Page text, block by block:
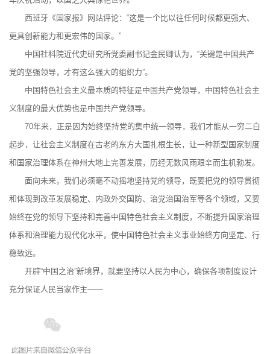
西班牙《国家报》网站评论：“这是一个比以往任何时候都更强大、
更具创新能力和更宏伟的国家。”
中国社科院近代史研究所党委副书记金民卿认为，“关键是中国共产
党的坚强领导，才有这么强大的组织力”。
中国特色社会主义最本质的特征是中国共产党领导，中国特色社会主
义制度的最大优势也是中国共产党领导。
70年来，正是因为始终坚持党的集中统一领导，我们才能从一穷二白
起步，让社会主义制度在古老的东方大国扎根生长，让一种新型国家制度
和国家治理体系在神州大地上完善发展，历经无数风雨艰辛而生机勃发。
面向未来，我们必须毫不动摇地坚持党的领导，既要把党的领导贯彻
和体现到改革发展稳定、内政外交国防、治党治国治军等各个领域，又要
始终在党的领导下坚持和完善中国特色社会主义制度，不断提升国家治理
体系和治理能力现代化水平，使中国特色社会主义事业始终方向坚定、行
稳致远。
开辟“中国之治”新境界，就要坚持以人民为中心，确保各项制度设计
充分保证人民当家作主——